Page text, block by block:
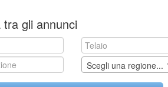
tra gli annunci
Scegli una regione...